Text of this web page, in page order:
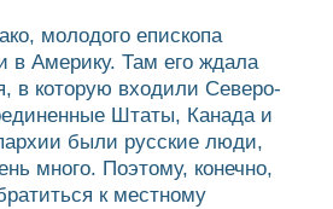
молодого епископа
в Америку. Там его ждала
в которую входили Северо-
Штаты, Канада и
были русские люди,
много. Поэтому, конечно,
к местному